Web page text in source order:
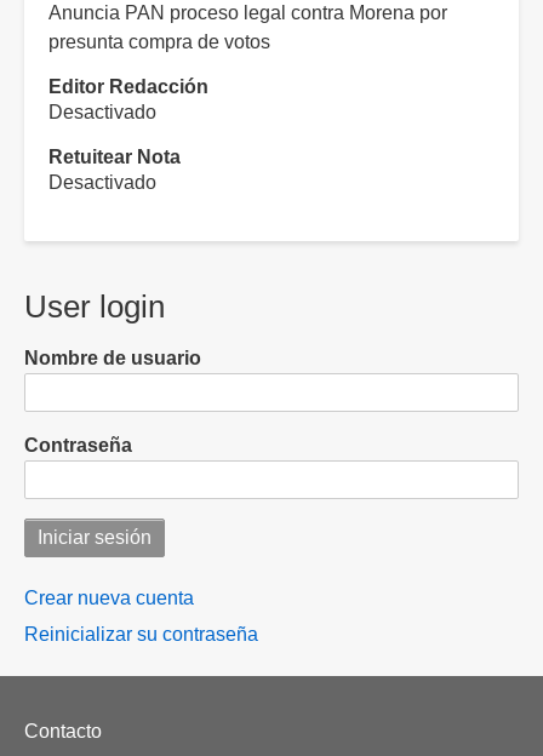
Anuncia PAN proceso legal contra Morena por
presunta compra de votos
Editor Redacción
Desactivado
Retuitear Nota
Desactivado
User login
Nombre de usuario
Contraseña
Crear nueva cuenta
Reinicializar su contraseña
Footer
Contacto